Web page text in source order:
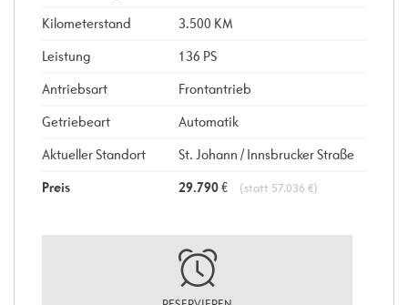
Kilometerstand
3.500 KM
Leistung
136 PS
Antriebsart
Frontantrieb
Getriebeart
Automatik
Aktueller Standort
St. Johann / Innsbrucker Straße
Preis
29.790€ (statt 57.036 €)